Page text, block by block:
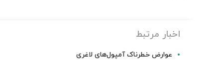
اخبار مرتبط
عوارض خطرناک آمپول‌های لاغری